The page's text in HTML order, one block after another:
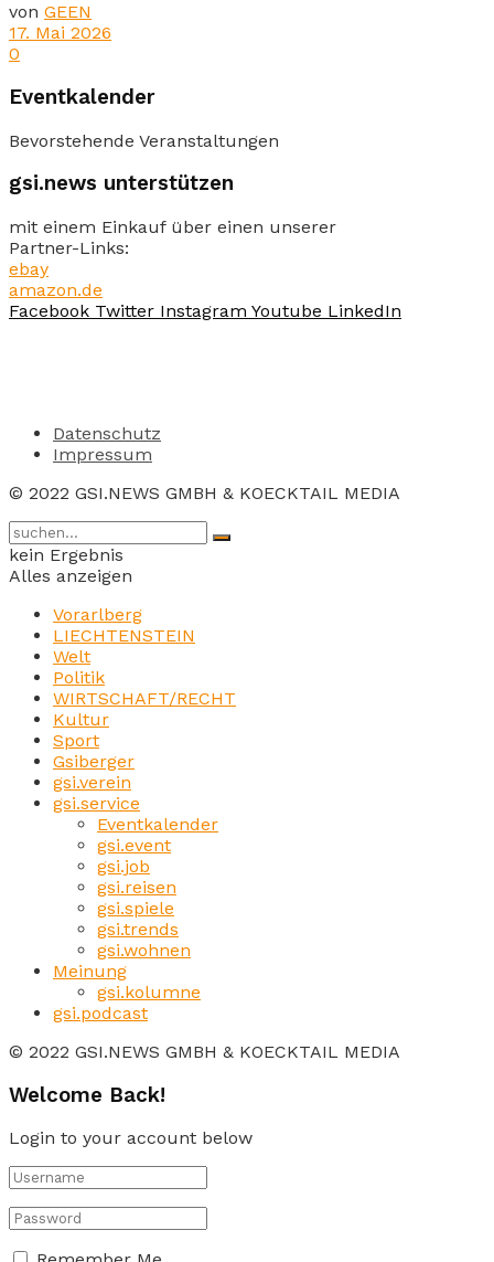
von GEEN
17. Mai 2026
0
Eventkalender
Bevorstehende Veranstaltungen
gsi.news unterstützen
mit einem Einkauf über einen unserer
Partner-Links:
ebay
amazon.de
Facebook Twitter Instagram Youtube LinkedIn
Datenschutz
Impressum
© 2022 GSI.NEWS GMBH & KOECKTAIL MEDIA
kein Ergebnis
Alles anzeigen
Vorarlberg
LIECHTENSTEIN
Welt
Politik
WIRTSCHAFT/RECHT
Kultur
Sport
Gsiberger
gsi.verein
gsi.service
Eventkalender
gsi.event
gsi.job
gsi.reisen
gsi.spiele
gsi.trends
gsi.wohnen
Meinung
gsi.kolumne
gsi.podcast
© 2022 GSI.NEWS GMBH & KOECKTAIL MEDIA
Welcome Back!
Login to your account below